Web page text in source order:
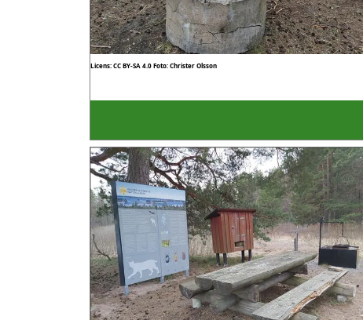
Licens: CC BY-SA 4.0Foto: Christer Olsson